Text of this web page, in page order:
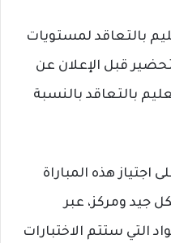
بالتعاقد لمستويات
قبل الإعلان عن
بالتعاقد بالنسبة
هذه المباراة
جيد ومركز، عبر
التي ستتم الاختبارات